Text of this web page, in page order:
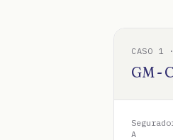
CASO 1
GM -
A